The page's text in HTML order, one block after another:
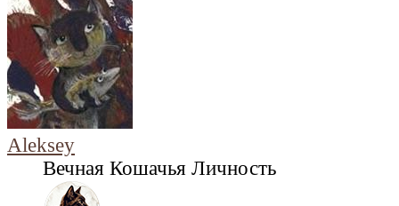
Aleksey
Вечная Кошачья Личность